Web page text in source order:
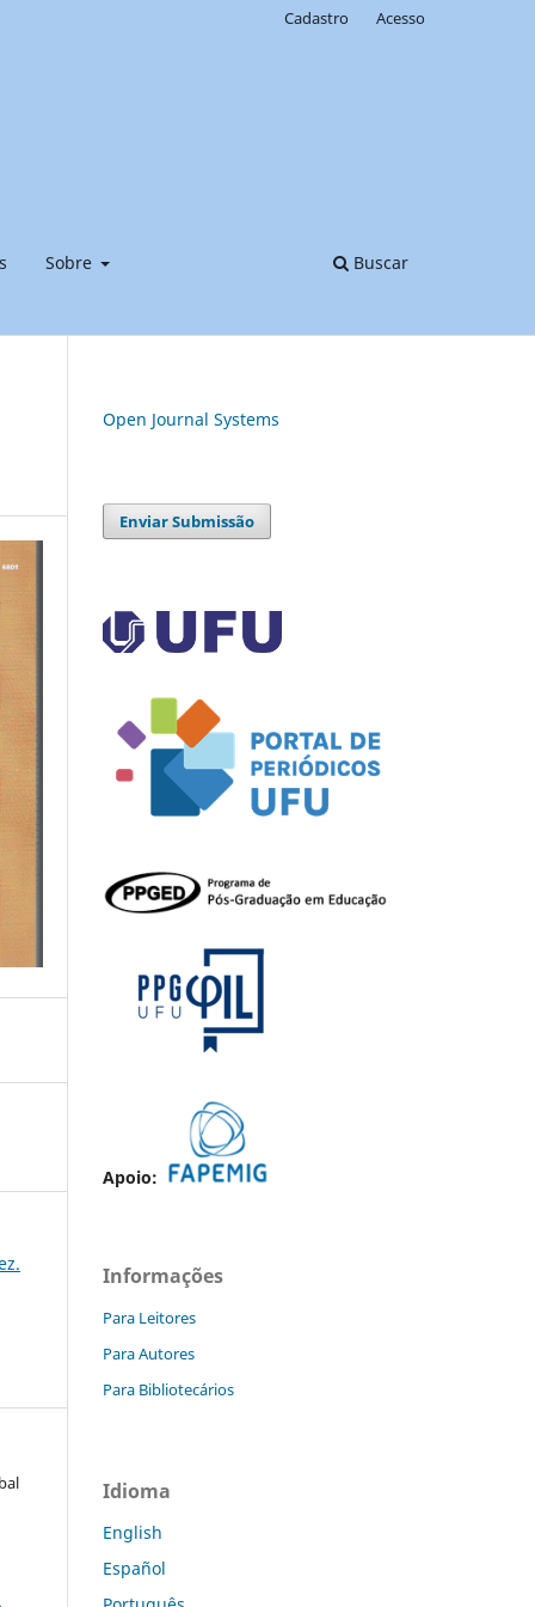
Sobre Buscar
Cadastro Acesso
Open Journal Systems
Enviar Submissão
Apoio:
Informações
Para Leitores
Para Autores
Para Bibliotecários
Idioma
English
Español